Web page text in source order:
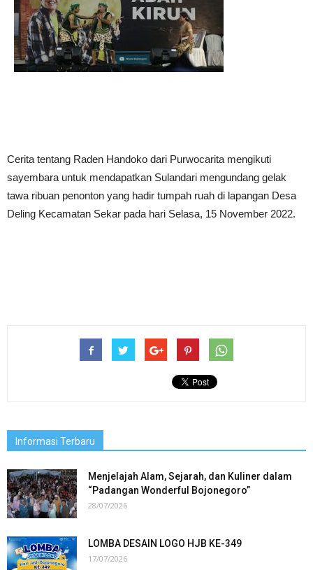
Cerita tentang Raden Handoko dari Purwocarita mengikuti
sayembara untuk mendapatkan Sulandari mengundang gelak
tawa ribuan penonton yang hadir tumpah ruah di lapangan Desa
Deling Kecamatan Sekar pada hari Selasa, 15 November 2022.
Informasi Terbaru
Menjelajah Alam, Sejarah, dan Kuliner dalam
“Padangan Wonderful Bojonegoro”
28/07/2026
LOMBA DESAIN LOGO HJB KE-349
17/07/2026